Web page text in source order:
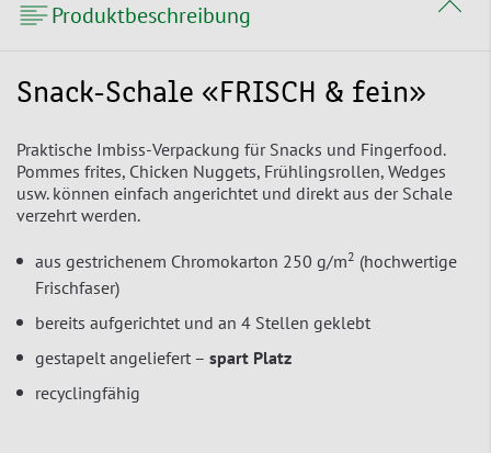
Produktbeschreibung
Snack-Schale «FRISCH & fein»
Praktische Imbiss-Verpackung für Snacks und Fingerfood.
Pommes frites, Chicken Nuggets, Frühlingsrollen, Wedges
usw. können einfach angerichtet und direkt aus der Schale
verzehrt werden.
aus gestrichenem Chromokarton 250 g/m2 (hochwertige
Frischfaser)
bereits aufgerichtet und an 4 Stellen geklebt
gestapelt angeliefert – spart Platz
recyclingfähig